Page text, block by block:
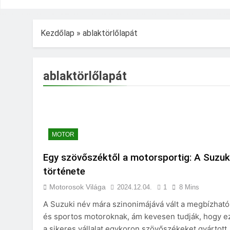
Kezdőlap » ablaktörlőlapát
ablaktörlőlapát
MOTOR
Egy szövőszéktől a motorsportig: A
története
Motorosok Világa 2024.12.04. 1 8 Mins
A Suzuki név mára szinonimájává vált a megbízható
és sportos motoroknak, ám kevesen tudják, hogy